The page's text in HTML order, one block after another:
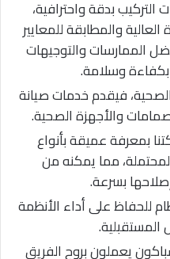
بدقة واحترافية،
والمطابقة للمعايير
الممارسات والتوجيهات
بكفاءة وسلامة.
الصحية، فيقدم خدمات صيانة
والأجهزة الصحية.
بمعرفة عميقة بأنواع
مما يمكنه من
بسرعة.
للحفاظ على أداء الأنظمة
يعملون بروح الفريق